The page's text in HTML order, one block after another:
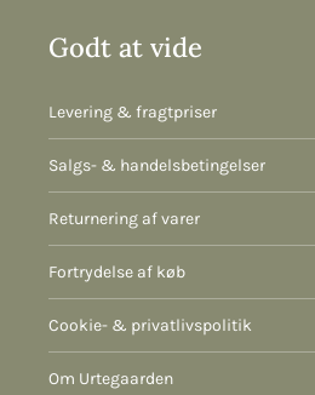
Godt at vide
Levering & fragtpriser
Salgs- & handelsbetingelser
Returnering af varer
Fortrydelse af køb
Cookie- & privatlivspolitik
Om Urtegaarden